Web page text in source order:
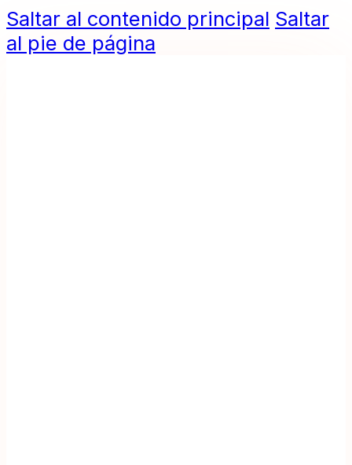
Saltar al contenido principal Saltar
al pie de página